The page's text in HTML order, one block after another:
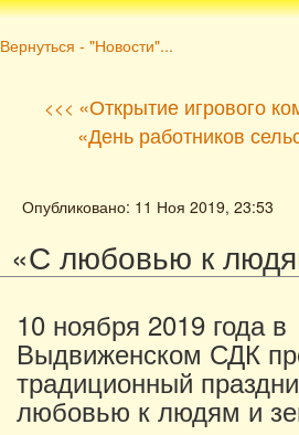
Вернуться - "Новости"...
<<< «Открытие игрового
«День работников
Опубликовано: 11 Ноя 2019, 23:53
«С любовью к
10 ноября 2019 года в
Выдвиженском СДК
традиционный
любовью к людям и